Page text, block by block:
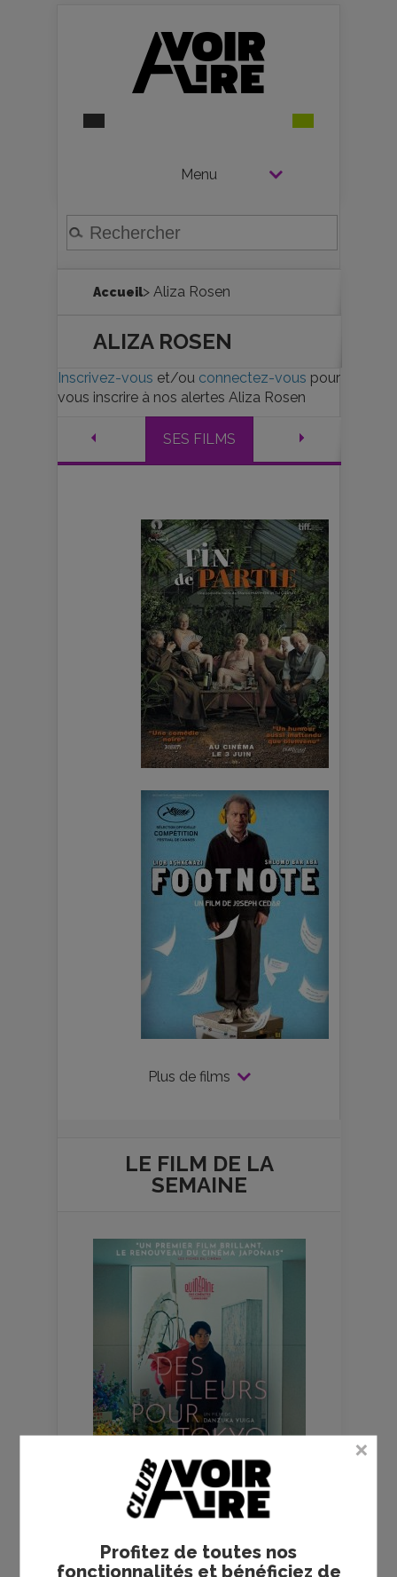
Menu
Profitez de toutes nos
fonctionnalités et bénéficiez de
Accueil> Aliza Rosen
ALIZA ROSEN
Inscrivez-vous et/ou connectez-vous pour
vous inscrire à nos alertes Aliza Rosen
SES FILMS
Plus de films
LE FILM DE LA
SEMAINE